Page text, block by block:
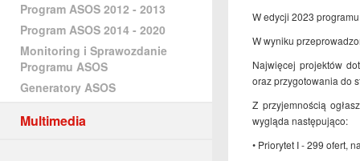
Program ASOS 2012 - 2013
Program ASOS 2014 - 2020
Monitoring i Sprawozdanie
Programu ASOS
Generatory ASOS
Multimedia
W edycji 2023
W wyniku
Najwięcej projektów
oraz przygotowania do
Z przyjemnością
wygląda następująco:
• Priorytet I - 299 ofert,